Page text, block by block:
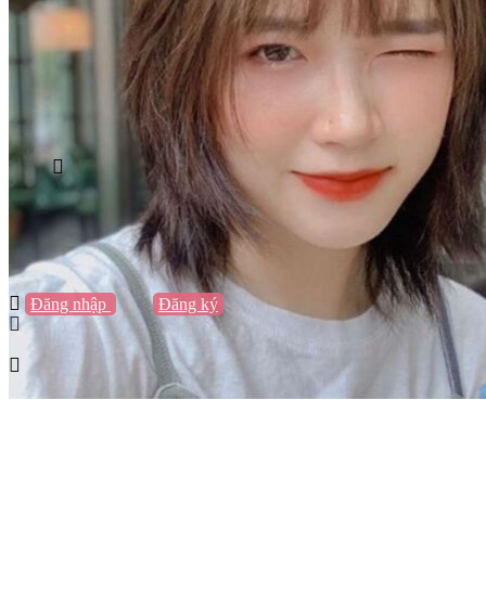
Vũng Tàu
Nha Trang
Đà Lạt
Cần Thơ
Quy Nhơn
Thừa Thiên Huế
Khác…
Blog
Sách / Truyện
Lifestyle
Giải trí
Thương hiệu
Tạo thương hiệu
Đăng nhập hoặc Đăng ký
Tạo thương hiệu